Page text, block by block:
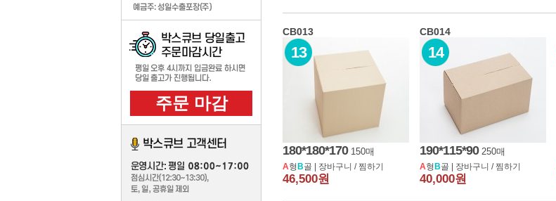
컬러박스제작
주문제작박스 카드결제
주문제작내역
포장 부자제주문 마감
CB013
13
180*180*170 150매
A형 B골 | 장바구니 /찜하기
46,500원
CB014
14
190*115*90 250매
A형 B골 | 장바구니 /찜하기
40,000원